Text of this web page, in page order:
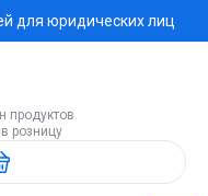
для юридических лиц
продуктов
розницу